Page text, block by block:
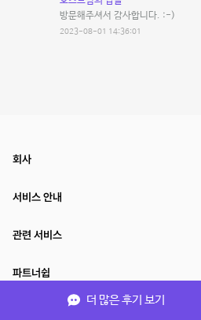
방문해주셔서 감사합니다. :-)
2023-08-01 14:36:01
더 많은 후기 보기
회사
서비스 안내
관련 서비스
파트너쉽
서비스 제공 국가